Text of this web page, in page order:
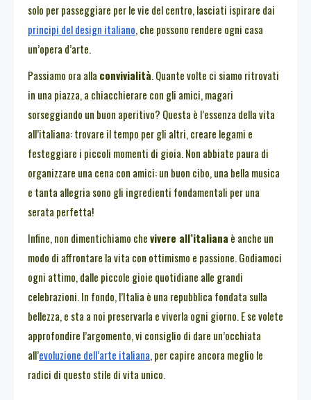
solo per passeggiare per le vie del centro, lasciati ispirare dai
principi del design italiano, che possono rendere ogni casa
un’opera d’arte.
Passiamo ora alla convivialità. Quante volte ci siamo ritrovati
in una piazza, a chiacchierare con gli amici, magari
sorseggiando un buon aperitivo? Questa è l’essenza della vita
all’italiana: trovare il tempo per gli altri, creare legami e
festeggiare i piccoli momenti di gioia. Non abbiate paura di
organizzare una cena con amici: un buon cibo, una bella musica
e tanta allegria sono gli ingredienti fondamentali per una
serata perfetta!
Infine, non dimentichiamo chevivere all’italiana è anche un
modo di affrontare la vita con ottimismo e passione. Godiamoci
ogni attimo, dalle piccole gioie quotidiane alle grandi
celebrazioni. In fondo, l’Italia è una repubblica fondata sulla
bellezza, e sta a noi preservarla e viverla ogni giorno. E se volete
approfondire l’argomento, vi consiglio di dare un’occhiata
all’evoluzione dell’arte italiana, per capire ancora meglio le
radici di questo stile di vita unico.